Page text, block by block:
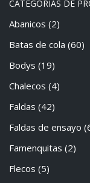
CATEGORÍAS DE
Abanicos (2)
Batas de cola (60)
Bodys (19)
Chalecos (4)
Faldas (42)
Faldas de ensayo
Famenquitas (2)
Flecos (5)